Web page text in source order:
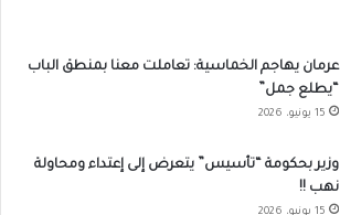
عرمان يهاجم الخماسية: تعاملت معنا بمنطق الباب
“يطلع جمل”
15 يونيو، 2026
وزير بحكومة “تأسيس” يتعرض إلى إعتداء ومحاولة
نهب !!
15 يونيو، 2026